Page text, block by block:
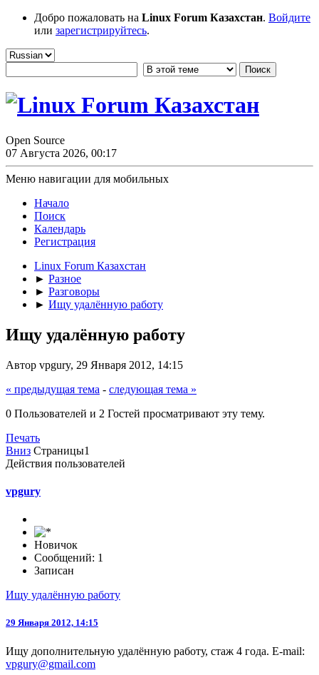
Добро пожаловать на Linux Forum Казахстан. Войдите
или зарегистрируйтесь.
Open Source
07 Августа 2026, 00:17
Меню навигации для мобильных
Начало
Поиск
Календарь
Регистрация
Linux Forum Казахстан
► Разное
► Разговоры
► Ищу удалённую работу
Ищу удалённую работу
Автор vpgury, 29 Января 2012, 14:15
« предыдущая тема - следующая тема »
0 Пользователей и 2 Гостей просматривают эту тему.
Печать
Вниз Страницы1
Действия пользователей
vpgury
Новичок
Сообщений: 1
Записан
Ищу удалённую работу
29 Января 2012, 14:15
Ищу дополнительную удалённую работу, стаж 4 года. E-mail:
vpgury@gmail.com